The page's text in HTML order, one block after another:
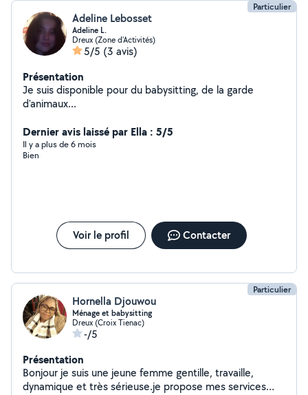
Particulier
Adeline Lebosset
Adeline L.
Dreux (Zone d'Activités)
5/5 (3 avis)
Présentation
Je suis disponible pour du babysitting, de la garde
d'animaux...
Dernier avis laissé par Ella : 5/5
Il y a plus de 6 mois
Bien
Voir le profil Contacter
Particulier
Hornella Djouwou
Ménage et babysitting
Dreux (Croix Tienac)
-/5
Présentation
Bonjour je suis une jeune femme gentille, travaille,
dynamique et très sérieuse.je propose mes services